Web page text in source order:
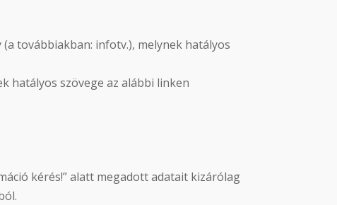
továbbiakban: infotv.), melynek hatályos
hatályos szövege az alábbi linken
kérés!” alatt megadott adatait kizárólag